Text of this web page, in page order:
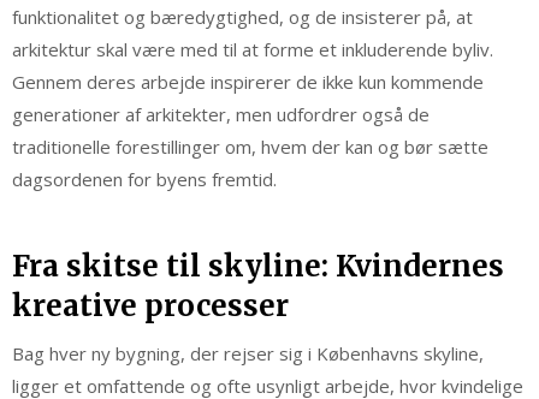
funktionalitet og bæredygtighed, og de insisterer på, at
arkitektur skal være med til at forme et inkluderende byliv.
Gennem deres arbejde inspirerer de ikke kun kommende
generationer af arkitekter, men udfordrer også de
traditionelle forestillinger om, hvem der kan og bør sætte
dagsordenen for byens fremtid.
Fra skitse til skyline: Kvindernes
kreative processer
Bag hver ny bygning, der rejser sig i Københavns skyline,
ligger et omfattende og ofte usynligt arbejde, hvor kvindelige